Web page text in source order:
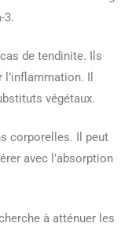
3.
de tendinite. Ils
Il
végétaux.
corporelles. Il peut
avec l’absorption
à atténuer les